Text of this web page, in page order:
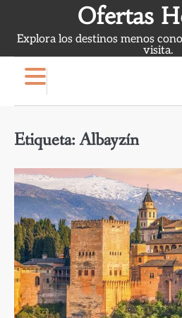
content
Ofertas
Explora los destinos menos
visita.
Etiqueta:Albayzín